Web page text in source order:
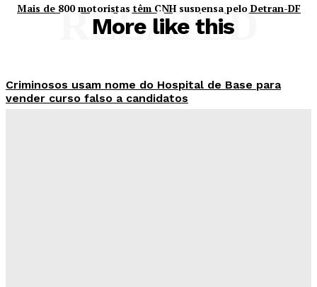
Mais de 800 motoristas têm CNH suspensa pelo Detran-DF
More like this
RELATED
Criminosos usam nome do Hospital de Base para
vender curso falso a candidatos